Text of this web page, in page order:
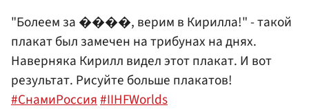
"Болеем за ����, верим в Кирилла!" - такой
плакат был замечен на трибунах на днях.
Наверняка Кирилл видел этот плакат. И вот
результат. Рисуйте больше плакатов!
#СнамиРоссия#IIHFWorlds